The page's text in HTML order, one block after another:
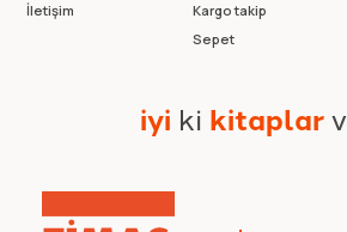
İletişim
Kargo takip
Sepet
iyi ki kitaplarv